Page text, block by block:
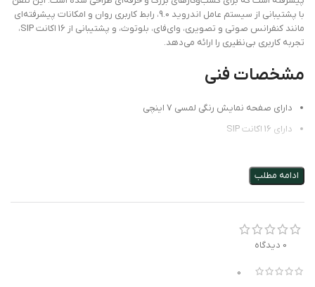
با پشتیبانی از سیستم عامل اندروید 9.0، رابط کاربری روان و امکانات پیشرفته‌ای
مانند کنفرانس صوتی و تصویری، وای‌فای، بلوتوث، و پشتیبانی از 16 اکانت SIP،
تجربه کاربری بی‌نظیری را ارائه می‌دهد.
مشخصات فنی
دارای صفحه نمایش رنگی لمسی 7 اینچی
دارای 16 اکانت SIP
دارای دوربین با کیفیت
پشتیبانی از سیستم عامل اندروید 9.0
پشتیبانی از بلوتوث نسخه 2.4
ادامه مطلب
0 دیدگاه
0